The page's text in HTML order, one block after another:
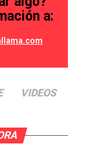
a:
VIDEOS